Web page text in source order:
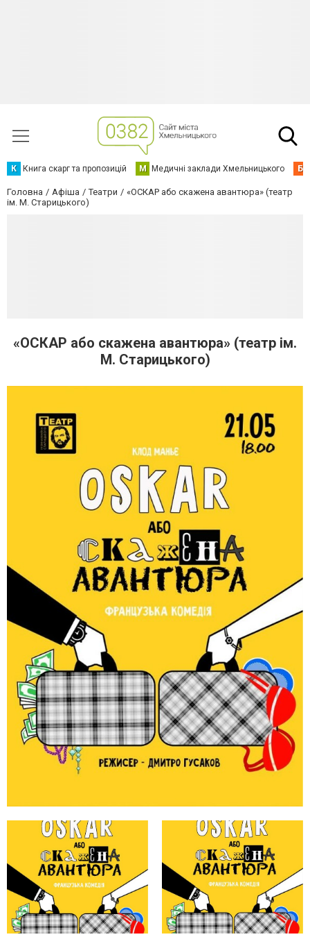
К Книга скарг та пропозицій М Медичні заклади Хмельницького Б
Головна Афіша Театри
«ОСКАР або скажена авантюра» (театр
ім. М. Старицького)
«ОСКАР або скажена авантюра» (театр ім.
М. Старицького)